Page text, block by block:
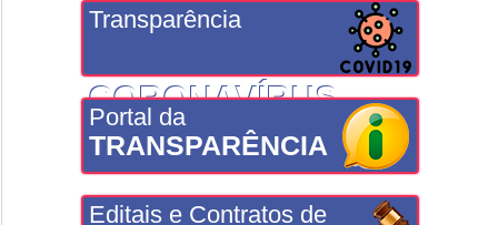
Transparência
CORONAVÍRUS
Portal da
TRANSPARÊNCIA
Editais e Contratos de